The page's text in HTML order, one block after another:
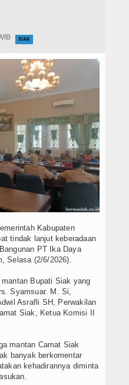
SIAK
Kabupaten
tindak lanjut keberadaan
PT Ika Daya
Selasa (2/6/2026).
Bupati Siak yang
Syamsuar. M. Si,
Asrafli SH, Perwakilan
Siak, Ketua Komisi II
mantan Camat Siak
banyak berkomentar
kehadirannya diminta